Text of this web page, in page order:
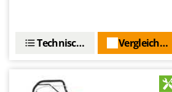
Vergleichen
Technische Daten